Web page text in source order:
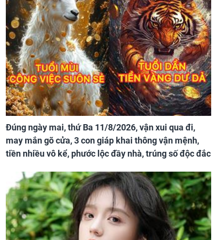
Đúng ngày mai, thứ Ba 11/8/2026, vận xui qua đi,
may mắn gõ cửa, 3 con giáp khai thông vận mệnh,
tiền nhiều vô kể, phước lộc đầy nhà, trúng số độc đắc